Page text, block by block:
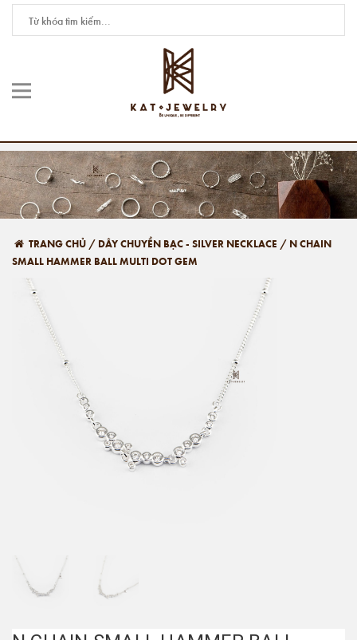
TRANG CHỦ / DÂY CHUYỀN BẠC - SILVER NECKLACE / N CHAIN
SMALL HAMMER BALL MULTI DOT GEM